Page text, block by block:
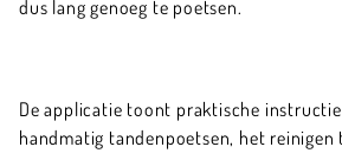
dus lang genoeg te poetsen.
De applicatie toont praktische
handmatig tandenpoetsen, het reinigen